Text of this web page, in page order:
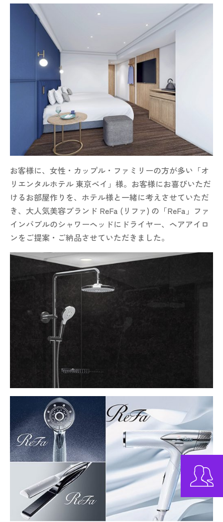
お客様に、女性・カップル・ファミリーの方が多い「オ
リエンタルホテル 東京ベイ」様。お客様にお喜びいただ
けるお部屋作りを、ホテル様と一緒に考えさせていただ
き、大人気美容ブランド ReFa (リファ) の「ReFa」ファ
インバブルのシャワーヘッドにドライヤー、ヘアアイロ
ンをご提案・ご納品させていただきました。